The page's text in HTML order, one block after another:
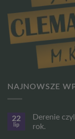
NAJNOWSZE
22
lip
Derenie
rok.